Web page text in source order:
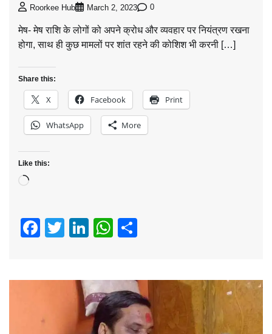
Roorkee Hub March 2, 2023 0
मेष- मेष राशि के लोगों को अपने क्रोध और व्यवहार पर नियंत्रण रखना
होगा, साथ ही कुछ मामलों पर शांत रहने की कोशिश भी करनी […]
Share this:
X Facebook Print
WhatsApp More
Like this:
Loading…
Facebook
TwitterLinkedIn
WhatsApp